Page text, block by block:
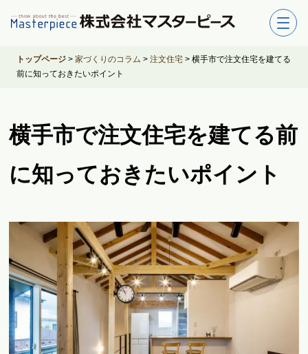
トップページ > 家づくりのコラム > 注文住宅 > 横手市で注文住宅を建てる
前に知っておきたいポイント
横手市で注文住宅を建てる前
に知っておきたいポイント